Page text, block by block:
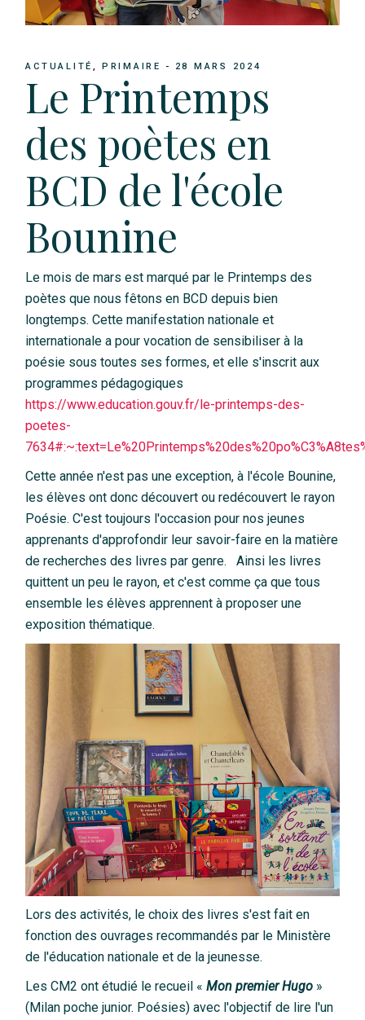
ACTUALITÉ PRIMAIRE 28 MARS 2024
Le Printemps
des poètes en
BCD de l'école
Bounine
Le mois de mars est marqué par le Printemps des
poètes que nous fêtons en BCD depuis bien
longtemps. Cette manifestation nationale et
internationale a pour vocation de sensibiliser à la
poésie sous toutes ses formes, et elle s'inscrit aux
programmes pédagogiques
https://www.education.gouv.fr/le-printemps-des-
poetes-
Cette année n'est pas une exception, à l'école Bounine,
les élèves ont donc découvert ou redécouvert le rayon
Poésie. C'est toujours l'occasion pour nos jeunes
apprenants d'approfondir leur savoir-faire en la matière
de recherches des livres par genre. Ainsi les livres
quittent un peu le rayon, et c'est comme ça que tous
ensemble les élèves apprennent à proposer une
exposition thématique.
Lors des activités, le choix des livres s'est fait en
fonction des ouvrages recommandés par le Ministère
de l'éducation nationale et de la jeunesse.
Les CM2 ont étudié le recueil «Mon premier Hugo »
(Milan poche junior. Poésies) avec l'objectif de lire l'un